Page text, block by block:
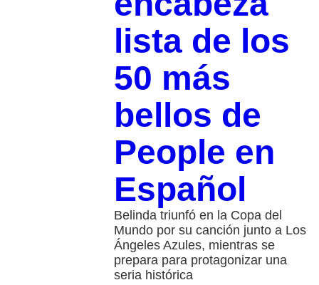
lista de los
50 más
bellos de
People en
Español
Belinda triunfó en la Copa del
Mundo por su canción junto a Los
Ángeles Azules, mientras se
prepara para protagonizar una
seria histórica